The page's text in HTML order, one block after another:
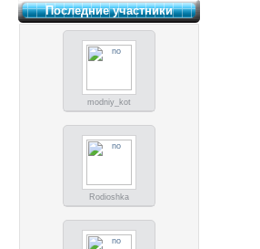
Последние участники
modniy_kot
Rodioshka